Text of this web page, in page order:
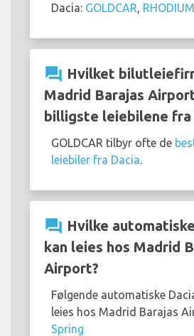
Dacia: GOLDCAR RHODIUM
question_answer Hvilket
Madrid Barajas
billigste leiebilene fra
GOLDCAR tilbyr ofte de
leiebiler fra Dacia
question_answer Hvilke
kan leies hos Madrid
Airport?
Følgende automatiske
leies hos Madrid Barajas
Spring